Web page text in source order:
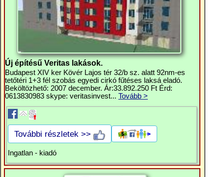
Új építésű Veritas lakások.
Budapest XIV ker Kövér Lajos tér 32/b sz. alatt 92nm-es
tetőtéri 1+3 fél szobás egyedi cirkó fűtéses laksá eladó.
Beköltözhető: 2007 december. Ár:33.892.250 Ft Érd:
0613830983 skype: veritasinvest... Tovább >
További részletek >>
Ingatlan - kiadó